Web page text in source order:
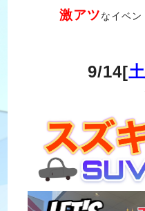
激アツなイベン
9/14[土